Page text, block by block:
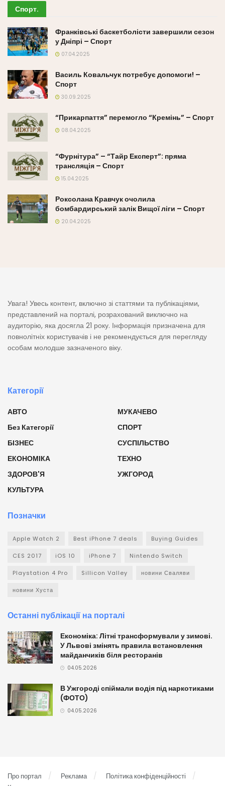
Спорт.
Франківські баскетболісти завершили сезон
у Дніпрі – Спорт
07.04.2025
Василь Ковальчук потребує допомоги! –
Спорт
30.09.2025
“Прикарпаття” перемогло “Кремінь” – Спорт
08.04.2025
“Фурнітура” – “Тайр Експерт”: пряма
трансляція – Спорт
15.04.2025
Роксолана Кравчук очолила
бомбардирський залік Вищої ліги – Спорт
20.04.2025
Увага! Увесь контент, включно зі статтями та публікаціями,
представлений на порталі, розрахований виключно на
аудиторію, яка досягла 21 року. Інформація призначена для
повнолітніх користувачів і не рекомендується для перегляду
особам молодше зазначеного віку.
Категорії
АВТО
Без Категорії
БІЗНЕС
ЕКОНОМІКА
ЗДОРОВ'Я
КУЛЬТУРА
МУКАЧЕВО
СПОРТ
СУСПІЛЬСТВО
ТЕХНО
УЖГОРОД
Позначки
Apple Watch 2 Best iPhone 7 deals Buying Guides
CES 2017 iOS 10 iPhone 7 Nintendo Switch
Playstation 4 Pro Sillicon Valley новини Сваляви
новини Хуста
Останні публікації на порталі
Економіка: Літні трансформували у зимові.
У Львові змінять правила встановлення
майданчиків біля ресторанів
04.05.2026
В Ужгороді спіймали водія під наркотиками
(ФОТО)
04.05.2026
Про портал Реклама
Політика конфіденційності